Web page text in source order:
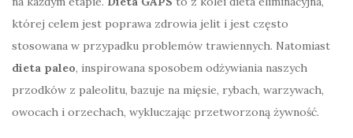
której celem jest poprawa zdrowia jelit i jest często
stosowana w przypadku problemów trawiennych. Natomiast
dieta paleo, inspirowana sposobem odżywiania naszych
przodków z paleolitu, bazuje na mięsie, rybach, warzywach,
owocach i orzechach, wykluczając przetworzoną żywność.